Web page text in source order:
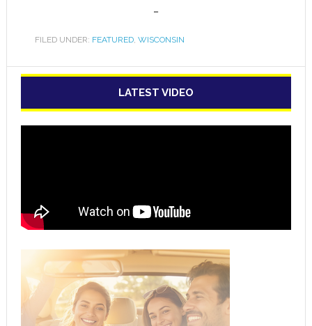
…
FILED UNDER: FEATURED, WISCONSIN
LATEST VIDEO